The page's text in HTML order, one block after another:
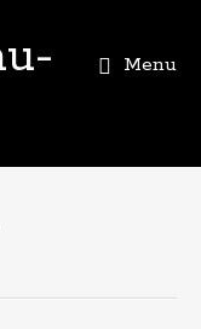
Menu